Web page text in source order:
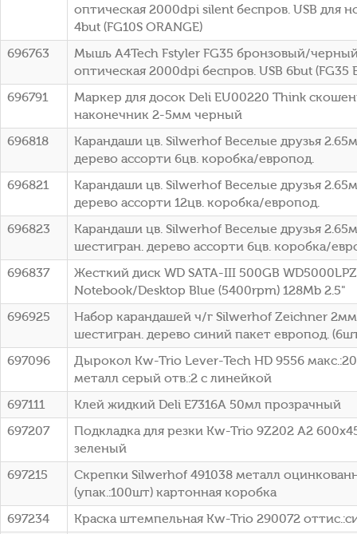
оптическая 2000dpi silent беспров. USB для
4but (FG10S ORANGE)
696763
Мышь A4Tech Fstyler FG35 бронзовый/
оптическая 2000dpi беспров. USB 6but (FG35
696791
Маркер для досок Deli EU00220 Think
наконечник 2-5мм черный
696818
Карандаши цв. Silwerhof Веселые друзья
дерево ассорти 6цв. коробка/европод.
696821
Карандаши цв. Silwerhof Веселые друзья
дерево ассорти 12цв. коробка/европод.
696823
Карандаши цв. Silwerhof Веселые друзья
шестигран. дерево ассорти 6цв. коробка/
696837
Жесткий диск WD SATA-III 500GB
Notebook/Desktop Blue (5400rpm) 128Mb 2.5"
696925
Набор карандашей ч/г Silwerhof Zeichner
шестигран. дерево синий пакет европод.
697096
Дырокол Kw-Trio Lever-Tech HD 9556
металл серый отв.:2 с линейкой
697111
Клей жидкий Deli E7316A 50мл прозрачный
697207
Подкладка для резки Kw-Trio 9Z202 A2
зеленый
697215
Скрепки Silwerhof 491038 металл
(упак.:100шт) картонная коробка
697234
Краска штемпельная Kw-Trio 290072